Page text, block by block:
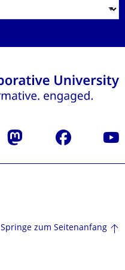
Mastodon Facebook
Springe zum Seitenanfang